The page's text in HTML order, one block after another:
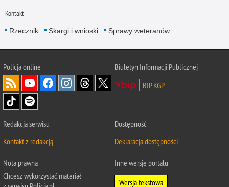
Kontakt
Rzecznik Skargi i wnioski Sprawy weteranów
Policjaonline
Biuletyn Informacji Publicznej
BIP KGP
Redakcja serwisu
Kontakt z redakcją
Dostępność
Deklaracja dostępności
Nota prawna
Chcesz wykorzystać materiał
Inne wersje portalu
Wersja tekstowa